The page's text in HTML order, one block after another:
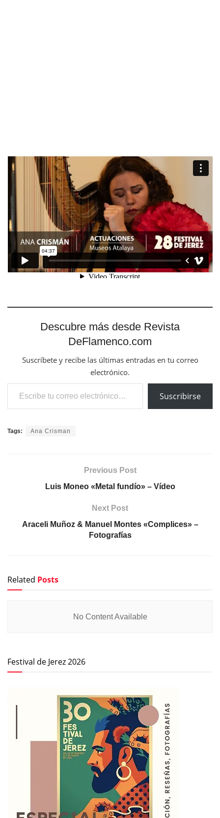
Descubre más desde Revista
DeFlamenco.com
Suscríbete y recibe las últimas entradas en tu correo
electrónico.
Escribe tu correo electrónico…
Suscribirse
Tags: Ana Crisman
Previous Post
Luis Moneo «Metal fundío» – Vídeo
Next Post
Araceli Muñoz & Manuel Montes «Complices» –
Fotografías
Related Posts
No Content Available
Festival de Jerez 2026